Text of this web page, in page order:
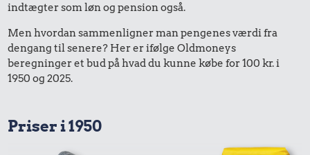
indtægter som løn og pension også.
Men hvordan sammenligner man pengenes værdi fra
dengang til senere? Her er ifølge Oldmoneys
beregninger et bud på hvad du kunne købe for 100 kr. i
1950 og 2025.
Priser i 1950